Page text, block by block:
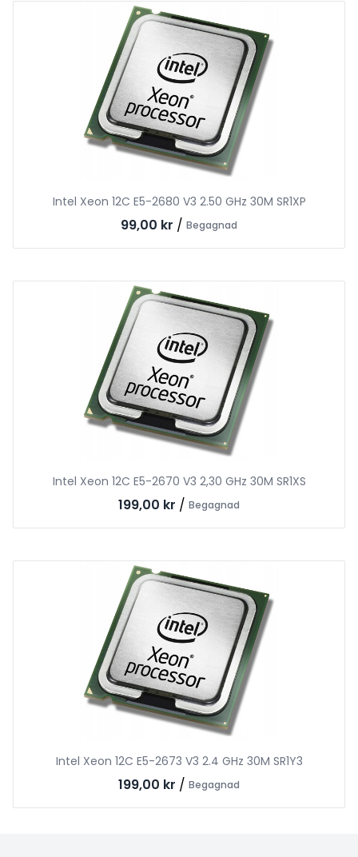
Intel Xeon 12C E5-2680 V3 2.50 GHz 30M SR1XP
99,00 kr / Begagnad
Intel Xeon 12C E5-2670 V3 2,30 GHz 30M SR1XS
199,00 kr / Begagnad
Intel Xeon 12C E5-2673 V3 2.4 GHz 30M SR1Y3
199,00 kr / Begagnad